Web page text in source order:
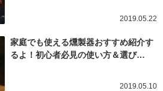
2019.05.22
家庭でも使える燻製器おすすめ紹介す
るよ！初心者必見の使い方＆選び…
2019.05.10